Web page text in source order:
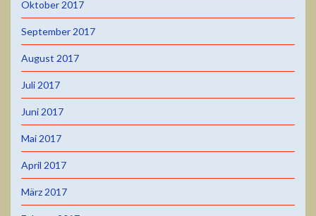
Oktober 2017
September 2017
August 2017
Juli 2017
Juni 2017
Mai 2017
April 2017
März 2017